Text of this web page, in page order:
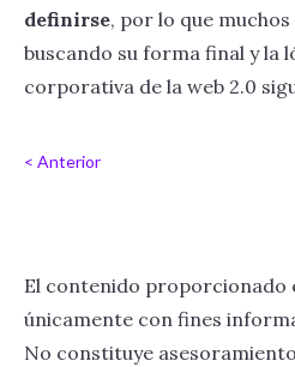
definirse, por lo que
buscando su forma final y la
corporativa de la web 2.0
< Anterior
El contenido proporcionado
únicamente con fines
No constituye